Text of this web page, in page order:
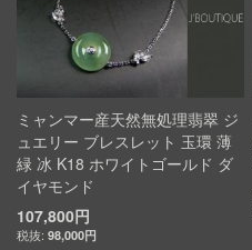
ミャンマー産天然無処理翡翠 ジ
ュエリー ブレスレット 玉環 薄
緑 冰 K18 ホワイトゴールド ダ
イヤモンド
107,800円
98,000円